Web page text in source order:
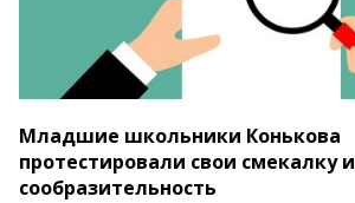
Младшие школьники Конькова
протестировали свои смекалку и
сообразительность